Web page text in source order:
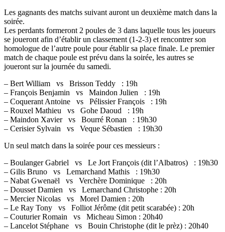
Les gagnants des matchs suivant auront un deuxième match dans la
soirée.
Les perdants formeront 2 poules de 3 dans laquelle tous les joueurs
se joueront afin d’établir un classement (1-2-3) et rencontrer son
homologue de l’autre poule pour établir sa place finale. Le premier
match de chaque poule est prévu dans la soirée, les autres se
joueront sur la journée du samedi.
– Bert William vs Brisson Teddy : 19h
– François Benjamin vs Maindon Julien : 19h
– Coquerant Antoine vs Pélissier François : 19h
– Rouxel Mathieu vs Gohe Daoud : 19h
– Maindon Xavier vs Bourré Ronan : 19h30
– Cerisier Sylvain vs Veque Sébastien : 19h30
Un seul match dans la soirée pour ces messieurs :
– Boulanger Gabriel vs Le Jort François (dit l’Albatros) : 19h30
– Gilis Bruno vs Lemarchand Mathis : 19h30
– Nabat Gwenaël vs Verchère Dominique : 20h
– Dousset Damien vs Lemarchand Christophe : 20h
– Mercier Nicolas vs Morel Damien : 20h
– Le Ray Tony vs Folliot Jérôme (dit petit scarabée) : 20h
– Couturier Romain vs Micheau Simon : 20h40
– Lancelot Stéphane vs Bouin Christophe (dit le prèz) : 20h40